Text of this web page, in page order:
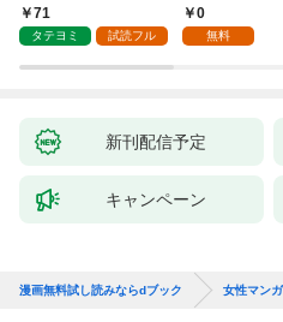
ていただきます！
71
タテヨミ 試読フル
抱かれて困って
1話
0
無料
新刊配信予定
キャンペーン
漫画無料試し読みならdブック 女性マンガ